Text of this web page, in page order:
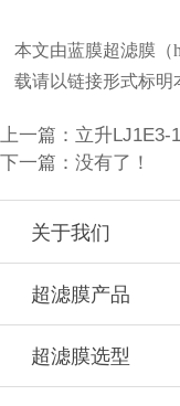
本文由蓝膜超滤膜（
载请以链接形式标明
上一篇： 立升LJ1E3-
下一篇：没有了！
关于我们
超滤膜产品
超滤膜选型